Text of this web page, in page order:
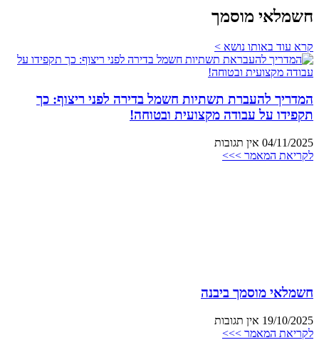
חשמלאי מוסמך
קרא עוד באותו נושא >
המדריך להעברת תשתיות חשמל בדירה לפני ריצוף: כך
תקפידו על עבודה מקצועית ובטוחה!
04/11/2025 אין תגובות
לקריאת המאמר >>>
חשמלאי מוסמך ביבנה
19/10/2025 אין תגובות
לקריאת המאמר >>>